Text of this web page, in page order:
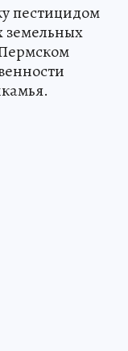
пестицидом
земельных